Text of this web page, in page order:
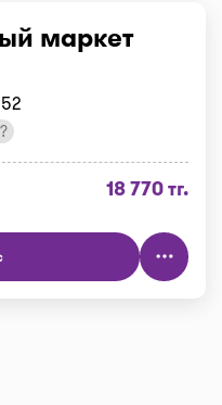
маркет
18 770 тг.